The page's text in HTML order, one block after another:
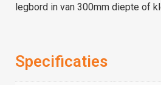
legbord in van 300mm diepte of
Specificaties